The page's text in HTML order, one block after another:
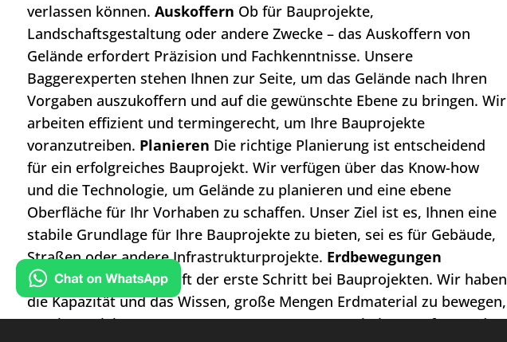
verlassen können. Auskoffern Ob für Bauprojekte,
Landschaftsgestaltung oder andere Zwecke – das Auskoffern von
Gelände erfordert Präzision und Fachkenntnisse. Unsere
Baggerexperten stehen Ihnen zur Seite, um das Gelände nach Ihren
Vorgaben auszukoffern und auf die gewünschte Ebene zu bringen. Wir
arbeiten effizient und termingerecht, um Ihre Bauprojekte
voranzutreiben. Planieren Die richtige Planierung ist entscheidend
für ein erfolgreiches Bauprojekt. Wir verfügen über das Know-how
und die Technologie, um Gelände zu planieren und eine ebene
Oberfläche für Ihr Vorhaben zu schaffen. Unser Ziel ist es, Ihnen eine
stabile Grundlage für Ihre Bauprojekte zu bieten, sei es für Gebäude,
Straßen oder andere Infrastrukturprojekte. Erdbewegungen
Erdbewegungen sind oft der erste Schritt bei Bauprojekten. Wir haben
die Kapazität und das Wissen, große Mengen Erdmaterial zu bewegen,
um Ihr Projekt zu unterstützen. Unsere Baggerarbeiten umfassen das